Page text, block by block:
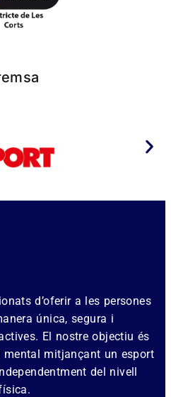
d’oferir a les persones
única, segura i
El nostre objectiu és
mitjançant un esport
del nivell